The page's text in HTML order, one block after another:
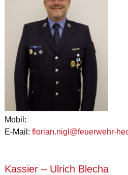
Mobil:
E-Mail: florian.nigl@feuerwehr-
Kassier – Ulrich Blecha